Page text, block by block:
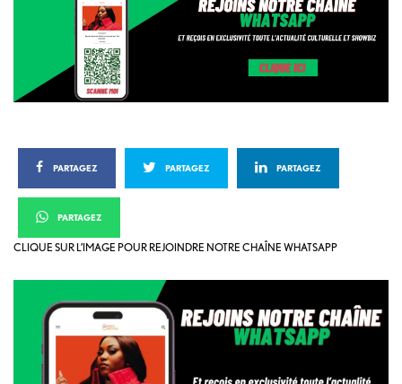
PARTAGEZ PARTAGEZ PARTAGEZ
PARTAGEZ
CLIQUE SUR L’IMAGE POUR REJOINDRE NOTRE CHAÎNE WHATSAPP